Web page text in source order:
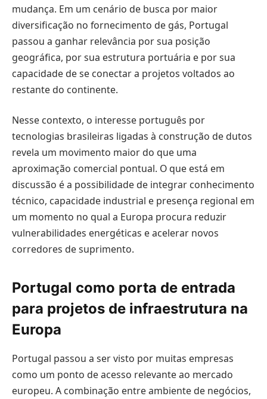
mudança. Em um cenário de busca por maior
diversificação no fornecimento de gás, Portugal
passou a ganhar relevância por sua posição
geográfica, por sua estrutura portuária e por sua
capacidade de se conectar a projetos voltados ao
restante do continente.
Nesse contexto, o interesse português por
tecnologias brasileiras ligadas à construção de dutos
revela um movimento maior do que uma
aproximação comercial pontual. O que está em
discussão é a possibilidade de integrar conhecimento
técnico, capacidade industrial e presença regional em
um momento no qual a Europa procura reduzir
vulnerabilidades energéticas e acelerar novos
corredores de suprimento.
Portugal como porta de entrada
para projetos de infraestrutura na
Europa
Portugal passou a ser visto por muitas empresas
como um ponto de acesso relevante ao mercado
europeu. A combinação entre ambiente de negócios,